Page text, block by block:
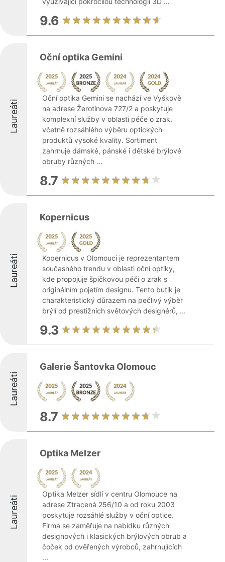
9.6
Laureáti
Oční optika Gemini
Oční optika Gemini se nachází ve Vyškově
na adrese Žerotínova 727/2 a poskytuje
komplexní služby v oblasti péče o zrak,
včetně rozsáhlého výběru optických
produktů vysoké kvality. Sortiment
zahrnuje dámské, pánské i dětské brýlové
obruby různých ...
8.7
Laureáti
Kopernicus
Kopernicus v Olomouci je reprezentantem
současného trendu v oblasti oční optiky,
kde propojuje špičkovou péči o zrak s
originálním pojetím designu. Tento butik je
charakteristický důrazem na pečlivý výběr
brýlí od prestižních světových designérů, ...
9.3
Laureáti
Galerie Šantovka Olomouc
8.7
Laureáti
Optika Melzer
Optika Melzer sídlí v centru Olomouce na
adrese Ztracená 256/10 a od roku 2003
poskytuje rozsáhlé služby v oční optice.
Firma se zaměřuje na nabídku různých
designových i klasických brýlových obrub a
čoček od ověřených výrobců, zahrnujících
...